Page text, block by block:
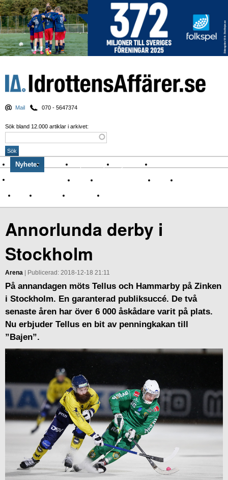
Mail 070 - 5647374
Sök bland 12.000 artiklar i arkivet:
Nyheter Krönikor Sport & spel Nyhetsbrev
Om Idrottens Affärer
Affärer I spåren av Corona Arena
Namn Sponsring TV-nyheter
Annorlunda derby i
Stockholm
Arena | Publicerad: 2018-12-18 21:11
På annandagen möts Tellus och Hammarby på Zinken
i Stockholm. En garanterad publiksuccé. De två
senaste åren har över 6 000 åskådare varit på plats.
Nu erbjuder Tellus en bit av penningkakan till
”Bajen”.